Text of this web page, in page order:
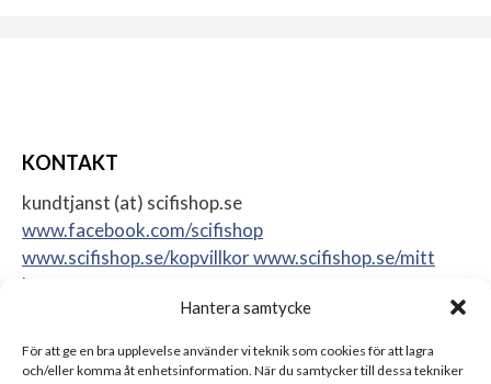
Hantera samtycke
För att ge en bra upplevelse använder vi teknik som cookies för att lagra
och/eller komma åt enhetsinformation. När du samtycker till dessa tekniker
KONTAKT
kundtjanst (at) scifishop.se
www.facebook.com/scifishop
www.scifishop.se/kopvillkorwww.scifishop.se/mitt
konto
Sweden